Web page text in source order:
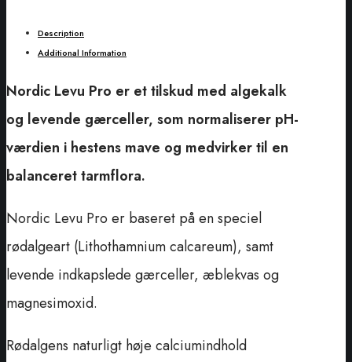
Description
Additional Information
Nordic Levu Pro er et tilskud med algekalk
og levende gærceller, som normaliserer pH-
værdien i hestens mave og medvirker til en
balanceret tarmflora.
Nordic Levu Pro er baseret på en speciel
rødalgeart (Lithothamnium calcareum), samt
levende indkapslede gærceller, æblekvas og
magnesimoxid.
Rødalgens naturligt høje calciumindhold